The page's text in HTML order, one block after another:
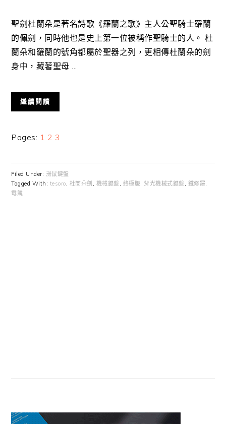
聖劍杜蘭朵是著名詩歌《羅蘭之歌》主人公聖騎士羅蘭
的佩劍，同時他也是史上第一位被稱作聖騎士的人。 杜
蘭朵和羅蘭的號角都屬於聖器之列，更相傳杜蘭朵的劍
身中，藏著聖母 ...
繼續閱讀
Pages: Page
1 Page
2 Page
3
Filed Under: 滑鼠鍵盤
Tagged With: tesoro 杜蘭朵劍 機械鍵盤 終極版 背光機械式鍵盤 鐵修羅
電競